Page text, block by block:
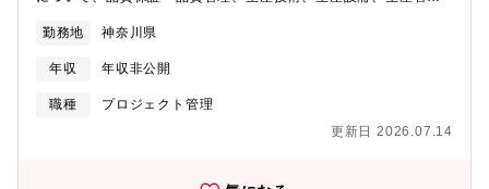
る電気特性の選別、X線検査装置による選別 等※参考HP※事
業案内/品質、解析サポートhttps://www.nexty-
https://www.nexty-ele.com/business/quality-
ー、産業機器メーカー、電機機器メーカー 等【ポジションの魅
力】他社の半導体商社にはない、不良品の解析や検査を行えるセ
ご提案いたします。【想定海外勤務地】フィリピン、中国、カン
ボジア※海外赴任・海外出張のタイミングについては、事業状況
や担当製品、ご本人様のスキルやご経験に応じて変わりますの
で、将来的に海外への挑戦が可能と捉えていただければと存じま
ネベアミツミグループの技術開発部門、半導体事業部、ミツミ部
兼ね備えた重要な事業所の一つです。【選考について】入社後す
勤務地 神奈川県
年収 年収非公開
職種
プロジェクト管理
更新日 2026.07.14